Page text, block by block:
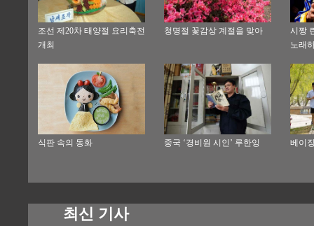
조선 제20차 태양절 요리축전
개최
청명절 꽃감상 계절을 맞아
시짱
노래
식판 속의 동화 중국 ‘경비원 시인’ 루한잉 베이
최신 기사